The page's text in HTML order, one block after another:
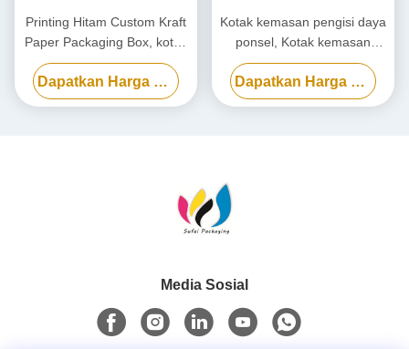
Printing Hitam Custom Kraft
Paper Packaging Box, kotak
karton ramah lingkungan
Dapatkan Harga Terbaik
Kotak kemasan pengisi daya
ponsel, Kotak kemasan
power bank biodegradable
disesuaikan
Dapatkan Harga Terbaik
Media Sosial